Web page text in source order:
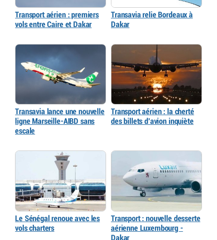
Transport aérien : premiers
vols entre Caire et Dakar
Transavia relie Bordeaux à
Dakar
Transavia lance une nouvelle
ligne Marseille-AIBD sans
escale
Transport aérien : la cherté
des billets d’avion inquiète
Le Sénégal renoue avec les
vols charters
Transport : nouvelle desserte
aérienne Luxembourg -
Dakar